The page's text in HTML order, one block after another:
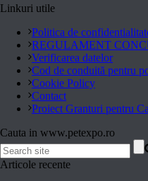
Linkuri utile
Politica de
REGULAMENT
Verificarea datelor
Cod de conduită pentru
Cookie Policy
Contact
Proiect Granturi pentru
Cauta in www.petexpo.ro
Articole recente